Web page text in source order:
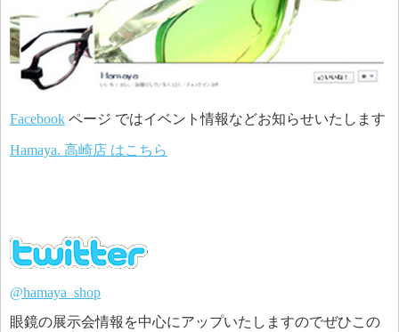
Facebook ページ ではイベント情報などお知らせいたします
Hamaya. 高崎店 はこちら
@hamaya_shop
眼鏡の展示会情報を中心にアップいたしますのでぜひこの